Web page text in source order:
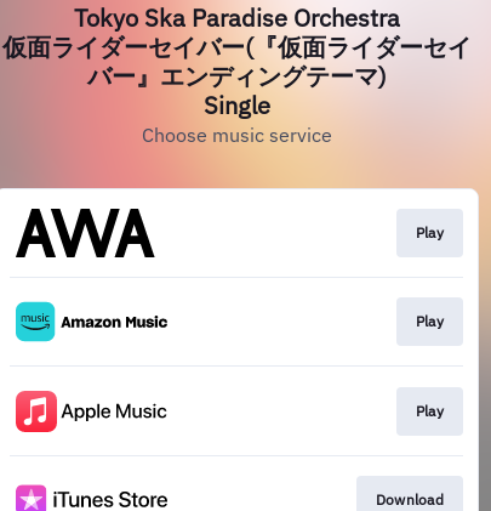
Tokyo Ska Paradise Orchestra
仮面ライダーセイバー(『仮面ライダーセイ
バー』エンディングテーマ)
Single
Choose music service
Play
Play
Play
Download